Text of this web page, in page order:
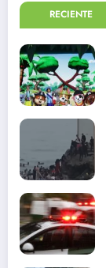
RECIENTE